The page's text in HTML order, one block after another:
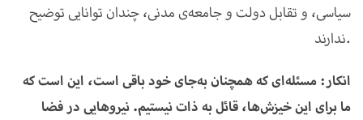
سیاسی، و تقابل دولت و جامعه‌ی مدنی، چندان توانایی توضیح
ندارند.
انکار: مسئله‌ای که همچنان به‌جای خود باقی است، این است که
ما برای این خیزش‌ها، قائل به ذات نیستیم. نیروهایی در فضا